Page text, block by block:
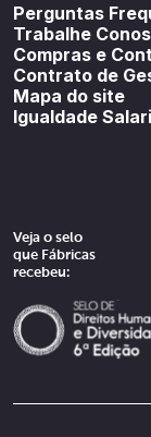
Perguntas
Trabalhe
Compras e
Contrato de
Mapa do site
Igualdade
Veja o selo
que Fábricas
recebeu: